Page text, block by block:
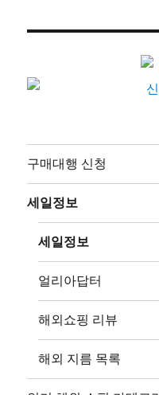
구매대행 신청
세일정보
세일정보
얼리아답터
해외쇼핑 리뷰
해외 지름 목록